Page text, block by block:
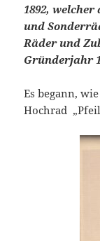
1892,
und
Räder und
Gründerjahr
Es begann,
Hochrad